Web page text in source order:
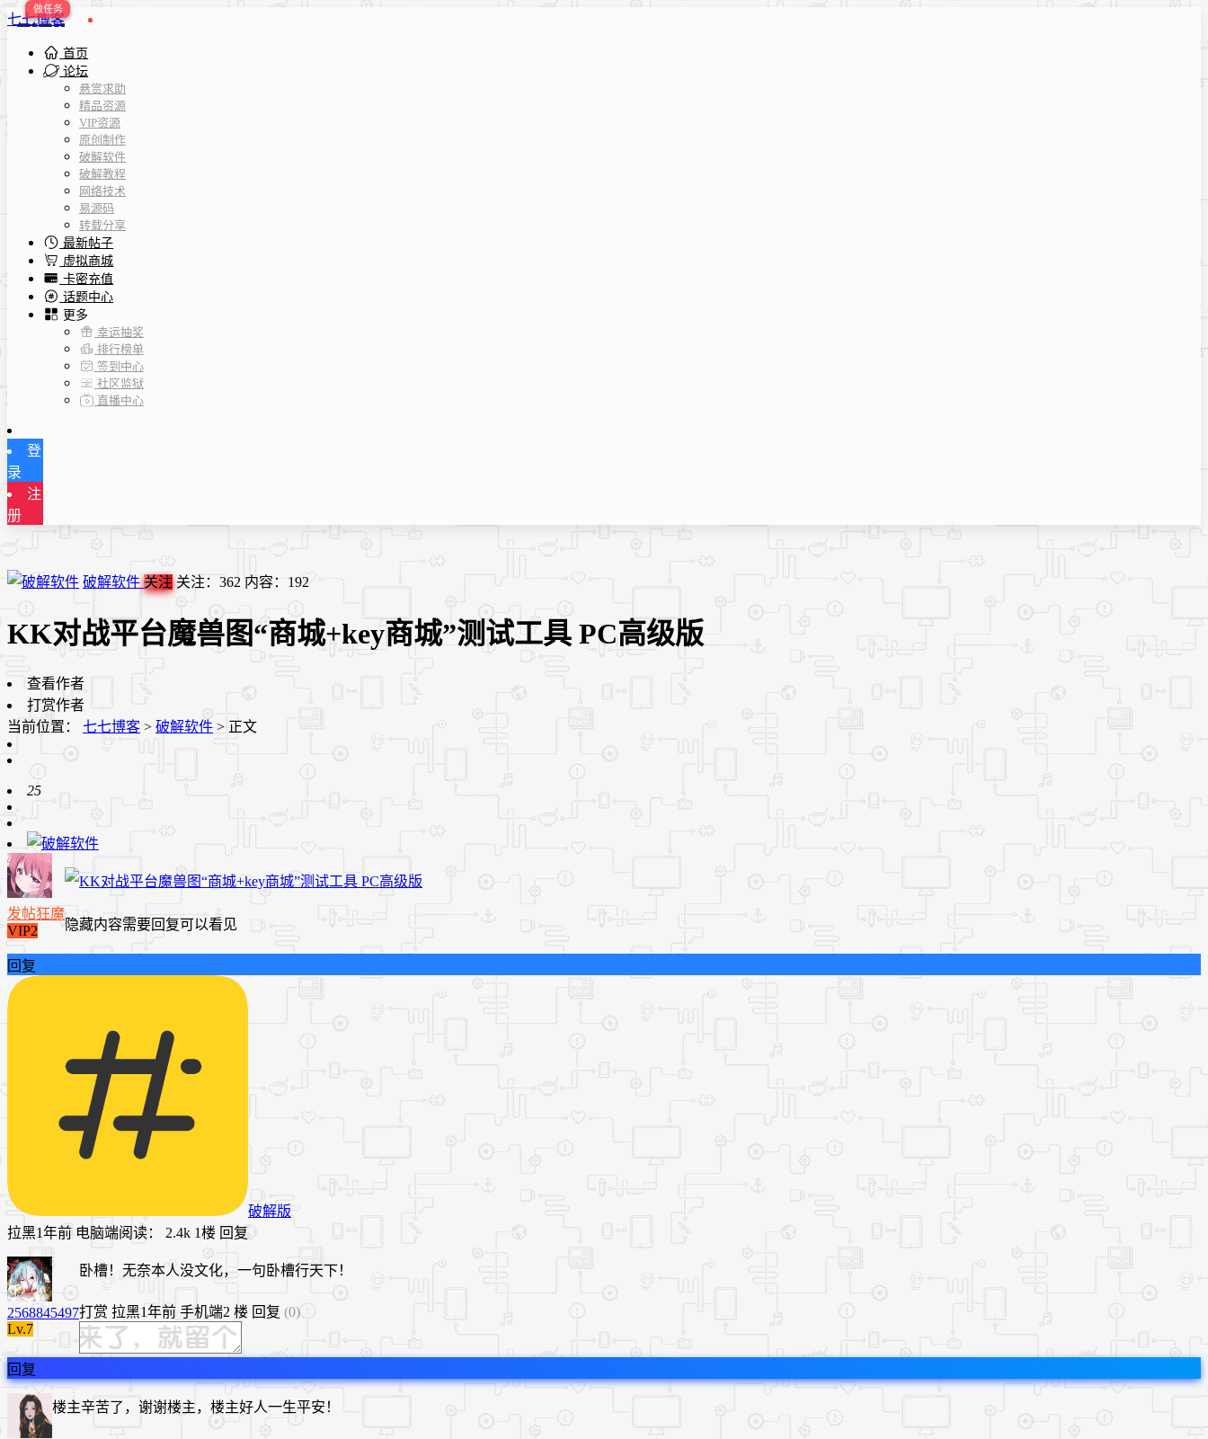
七七博客
首页
论坛
悬赏求助
精品资源
VIP资源
原创制作
破解软件
破解教程
网络技术
易源码
转载分享
最新帖子
虚拟商城
卡密充值
话题中心
更多
幸运抽奖
排行榜单
签到中心
社区监狱
直播中心
登
录
注
册
破解软件关注 关注： 362 内容： 192
KK对战平台魔兽图“商城+key商城”测试工具 PC高级版
查看作者
打赏作者
当前位置： 七七博客 > 破解软件 > 正文
25
发帖狂魔
VIP2
隐藏内容需要回复可以看见
回复
破解版
拉黑1年前 电脑端阅读： 2.4k 1楼 回复
2568845497
Lv.7
卧槽！无奈本人没文化，一句卧槽行天下！
打赏 拉黑1年前 手机端2 楼 回复 (0)
回复
楼主辛苦了，谢谢楼主，楼主好人一生平安！